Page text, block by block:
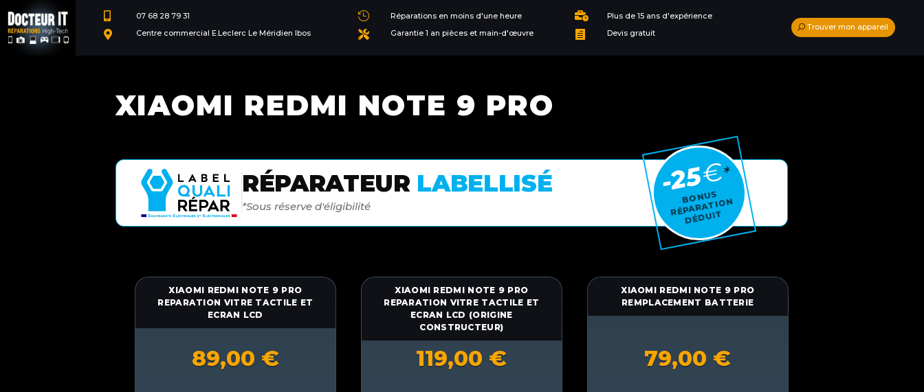
 07 68 28 79 31
 Centre commercial E.Leclerc Le Méridien Ibos
 Réparations en moins d'une heure
 Garantie 1 an pièces et main-d'œuvre
 Plus de 15 ans d'expérience
 Devis gratuit
Trouver mon appareil
XIAOMI REDMI NOTE 9 PRO
RÉPARATEUR LABELLISÉ
*Sous réserve d'éligibilité
-25€*
BONUS
RÉPARA
TI
O
N
DÉ
D
UI
T
XIAOMI REDMI NOTE 9 PRO
REPARATION VITRE TACTILE ET
ECRAN LCD
89,00 €
XIAOMI REDMI NOTE 9 PRO
REPARATION VITRE TACTILE ET
ECRAN LCD (ORIGINE
CONSTRUCTEUR)
119,00 €
XIAOMI REDMI NOTE 9 PRO
REMPLACEMENT BATTERIE
79,00 €